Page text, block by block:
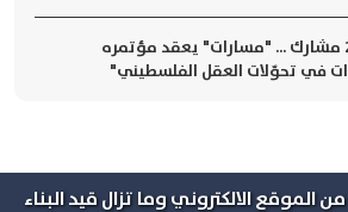
بحضور أكثر من 200 مشارك ... "مسارات" يعقد مؤتمره
في تحوّلات العقل الفلسطيني"
الموقع الالكتروني وما تزال قيد البناء